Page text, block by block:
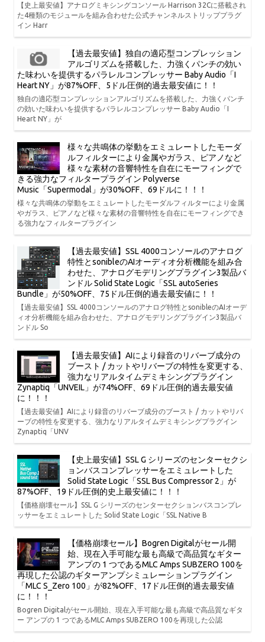
【史上最安値】アナログミキシングコンソール Harrison 32Cに搭載され
た4種類のモジュールを組み合わせた公式チャンネルストリッププラグ
イン Harr
【過去最安値】独自の適応型コンプレッション
アルゴリズムを搭載した、力強くパンチの効い
た味わいを提供するパラレルコンプレッサー Baby Audio「I
Heart NY」が87%OFF、5ドル圧倒的過去最安値に！！
独自の適応型コンプレッションアルゴリズムを搭載した、力強くパンチ
の効いた味わいを提供するパラレルコンプレッサー Baby Audio「I
Heart NY」が
様々な共鳴体の挙動をエミュレートしたモーダ
ルフィルターにより金属やガラス、ピアノなど
様々な素材の音響特性を自在にモーフィングで
きる強力なフィルタープラグイン Polyverse
Music「Supermodal」が30%OFF、69ドルに！！！
様々な共鳴体の挙動をエミュレートしたモーダルフィルターにより金属
やガラス、ピアノなど様々な素材の音響特性を自在にモーフィングでき
る強力なフィルタープラグイン
【過去最安値】SSL 4000コンソールのアナログ
特性とsonibleのAIオーディオ分析機能を組み合
わせた、アナログモデリングプラグイン3製品バ
ンドル Solid State Logic「SSL autoSeries
Bundle」が50%OFF、75ドル圧倒的過去最安値に！！
【過去最安値】SSL 4000コンソールのアナログ特性とsonibleのAIオーデ
ィオ分析機能を組み合わせた、アナログモデリングプラグイン3製品バ
ンドル So
【過去最安値】AIにより録音のリバーブ成分の
ブースト / カットやリバーブの特性を変更する、
強力なリアルタイムデミキシングプラグイン
Zynaptiq「UNVEIL」が74%OFF、69ドル圧倒的過去最安値
に！！！
【過去最安値】AIにより録音のリバーブ成分のブースト / カットやリバ
ーブの特性を変更する、強力なリアルタイムデミキシングプラグイン
Zynaptiq「UNV
【史上最安値】SSL G シリーズのセンターセクシ
ョンバスコンプレッサーをエミュレートした
Solid State Logic「SSL Bus Compressor 2」が
87%OFF、19ドル圧倒的史上最安値に！！！
【価格崩壊セール】SSL G シリーズのセンターセクションバスコンプレ
ッサーをエミュレートした Solid State Logic「SSL Native B
【価格崩壊セール】Bogren Digitalがセール開
始、現在入手可能な最も高級で高品質なギター
アンプの 1 つであるMLC Amps SUBZERO 100を
再現した公認のギターアンプシミュレーションプラグイン
「MLC S_Zero 100」が82%OFF、17ドル圧倒的過去最安値
に！！！
Bogren Digitalがセール開始、現在入手可能な最も高級で高品質なギタ
ー アンプの 1 つであるMLC Amps SUBZERO 100を再現した公認